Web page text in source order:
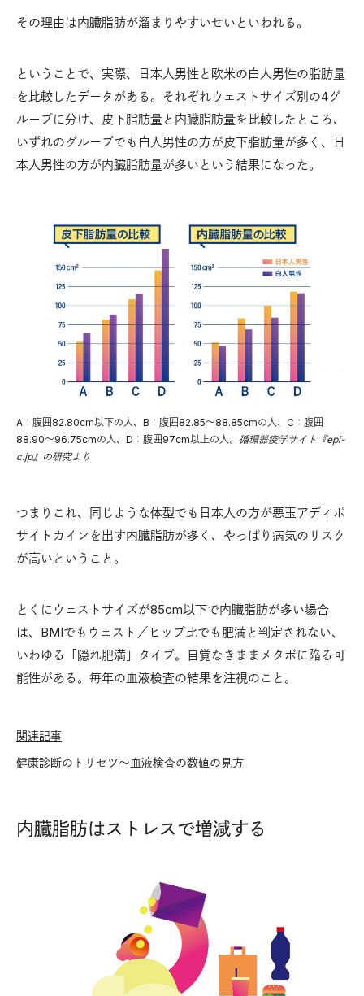
その理由は内臓脂肪が溜まりやすいせいといわれる。
ということで、実際、日本人男性と欧米の白人男性の脂肪量
を比較したデータがある。それぞれウェストサイズ別の4グ
ループに分け、皮下脂肪量と内臓脂肪量を比較したところ、
いずれのグループでも白人男性の方が皮下脂肪量が多く、日
本人男性の方が内臓脂肪量が多いという結果になった。
A：腹囲82.80cm以下の人、B：腹囲82.85～88.85cmの人、C：腹囲
88.90～96.75cmの人、D：腹囲97cm以上の人。 循環器疫学サイト『epi-
c.jp』の研究より
つまりこれ、同じような体型でも日本人の方が悪玉アディポ
サイトカインを出す内臓脂肪が多く、やっぱり病気のリスク
が高いということ。
とくにウェストサイズが85cm以下で内臓脂肪が多い場合
は、BMIでもウェスト／ヒップ比でも肥満と判定されない、
いわゆる「隠れ肥満」タイプ。自覚なきままメタボに陥る可
能性がある。毎年の血液検査の結果を注視のこと。
関連記事
健康診断のトリセツ〜血液検査の数値の見方
内臓脂肪はストレスで増減する